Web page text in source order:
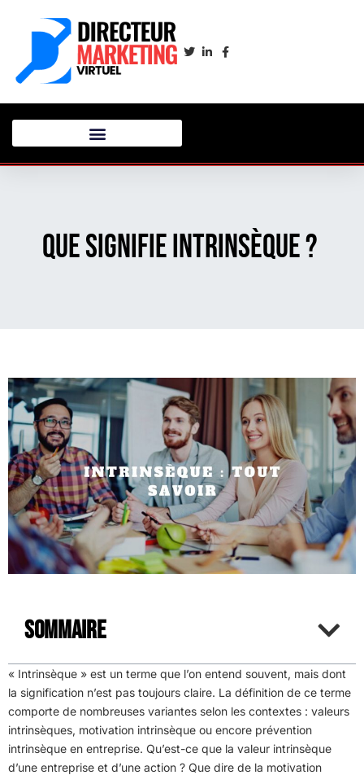
Que signifie intrinsèque ?
Sommaire
« Intrinsèque » est un terme que l’on entend souvent, mais dont
la signification n’est pas toujours claire. La définition de ce terme
comporte de nombreuses variantes selon les contextes : valeurs
intrinsèques, motivation intrinsèque ou encore prévention
intrinsèque en entreprise. Qu’est-ce que la valeur intrinsèque
d’une entreprise et d’une action ? Que dire de la motivation